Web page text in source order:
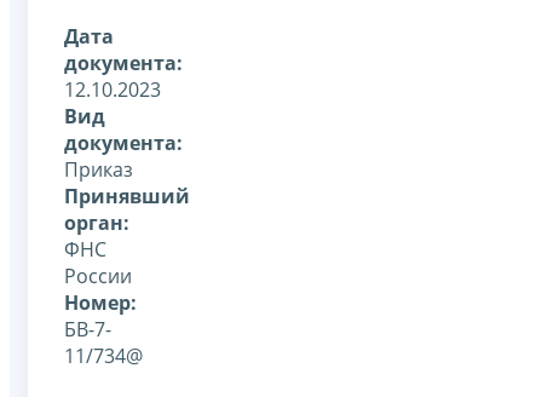
Дата
документа:
12.10.2023
Вид
документа:
Приказ
Принявший
орган:
ФНС
России
Номер:
БВ-7-
11/734@